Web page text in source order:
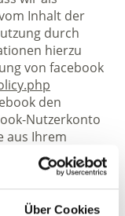
Über Cookies
Inhalt der
durch
hierzu
von facebook
den
Nutzerkonto
aus Ihrem